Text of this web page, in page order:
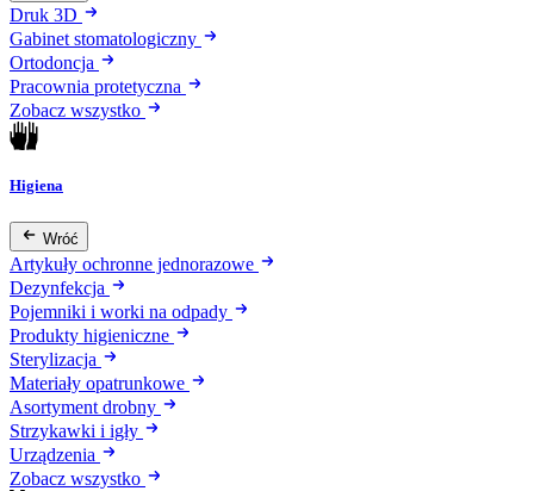
Druk 3D
Gabinet stomatologiczny
Ortodoncja
Pracownia protetyczna
Zobacz wszystko
Higiena
Wróć
Artykuły ochronne jednorazowe
Dezynfekcja
Pojemniki i worki na odpady
Produkty higieniczne
Sterylizacja
Materiały opatrunkowe
Asortyment drobny
Strzykawki i igły
Urządzenia
Zobacz wszystko